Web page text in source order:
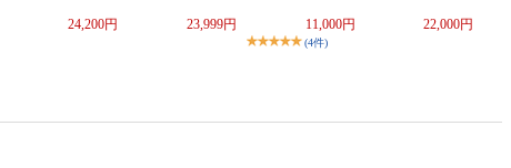
24,200円 23,999円 11,000円
(4件)
22,000円